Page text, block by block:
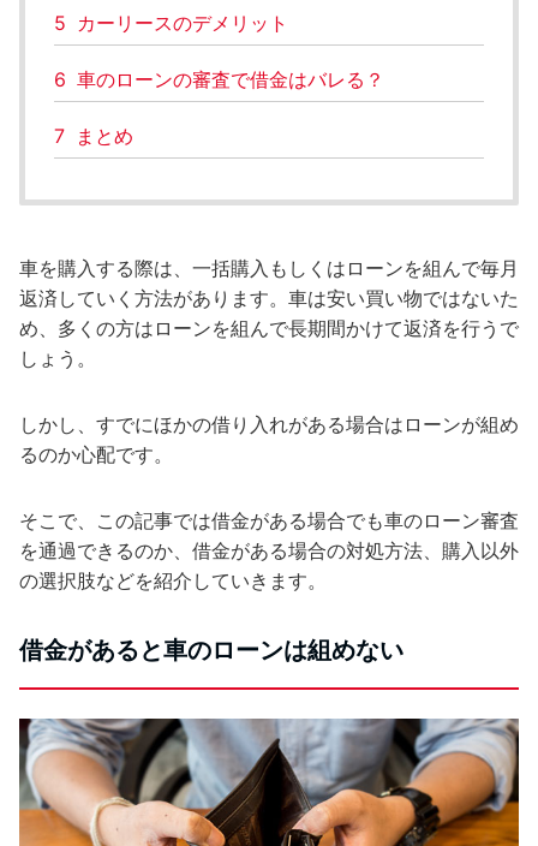
5 カーリースのデメリット
6 車のローンの審査で借金はバレる？
7 まとめ
車を購入する際は、一括購入もしくはローンを組んで毎月
返済していく方法があります。車は安い買い物ではないた
め、多くの方はローンを組んで長期間かけて返済を行うで
しょう。
しかし、すでにほかの借り入れがある場合はローンが組め
るのか心配です。
そこで、この記事では借金がある場合でも車のローン審査
を通過できるのか、借金がある場合の対処方法、購入以外
の選択肢などを紹介していきます。
借金があると車のローンは組めない